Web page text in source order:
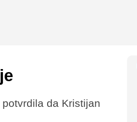
da Kristijan